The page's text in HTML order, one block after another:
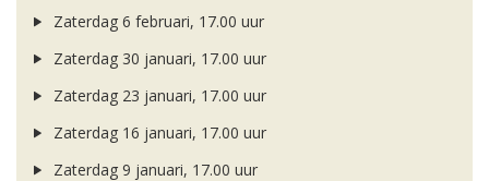
Zaterdag 6 februari, 17.00 uur
Zaterdag 30 januari, 17.00 uur
Zaterdag 23 januari, 17.00 uur
Zaterdag 16 januari, 17.00 uur
Zaterdag 9 januari, 17.00 uur